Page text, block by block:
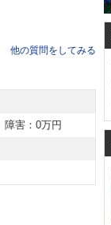
他の質問をしてみる
障害：0万円